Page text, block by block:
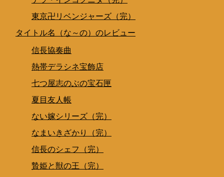
東京卍リベンジャーズ（完）
タイトル名（な～の）のレビュー
信長協奏曲
熱帯デラシネ宝飾店
七つ屋志のぶの宝石匣
夏目友人帳
ない嫁シリーズ（完）
なまいきざかり（完）
信長のシェフ（完）
贄姫と獣の王（完）